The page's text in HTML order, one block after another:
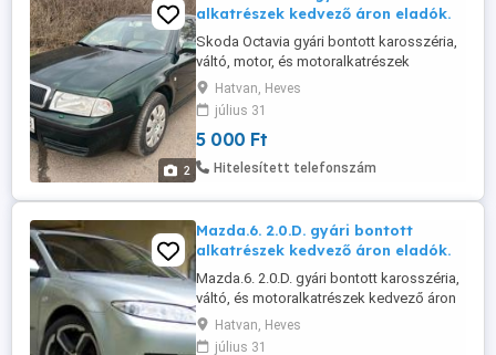
2
alkatrészek kedvező áron eladók.
Skoda Octavia gyári bontott karosszéria,
váltó, motor, és motoralkatrészek
kedvező áron eladók.
Hatvan, Heves
július 31
5 000 Ft
Hitelesített telefonszám
Mazda.6. 2.0.D. gyári bontott
alkatrészek kedvező áron eladók.
Mazda.6. 2.0.D. gyári bontott karosszéria,
váltó, és motoralkatrészek kedvező áron
eladók.
Hatvan, Heves
július 31